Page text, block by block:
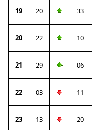
19 20 33
20 22 10
21 29 06
22 03 11
23 13 20